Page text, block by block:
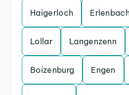
Haigerloch
Lollar Langenzenn
Boizenburg Engen